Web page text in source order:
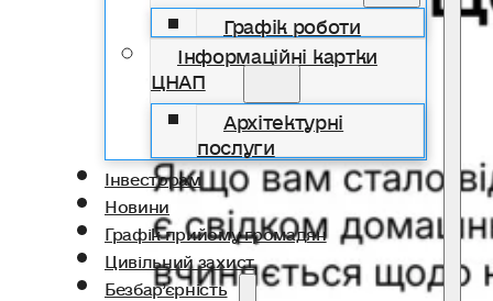
Графік роботи
Інформаційні картки
ЦНАП
Архітектурні
послуги
Інвесторам
Новини
Графік прийому громадян
Цивільний захист
Безбар’єрність